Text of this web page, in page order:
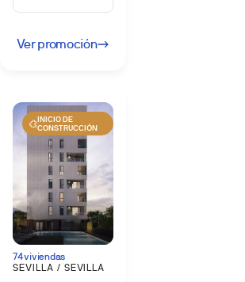
Ver promoción
INICIO DE
CONSTRUCCIÓN
74 viviendas
SEVILLA / SEVILLA